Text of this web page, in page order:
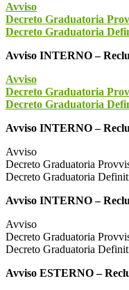
Avviso
Decreto Graduatoria
Decreto Graduatoria
Avviso INTERNO –
Avviso
Decreto Graduatoria
Decreto Graduatoria
Avviso INTERNO –
Avviso
Decreto Graduatoria
Decreto Graduatoria
Avviso INTERNO –
Avviso
Decreto Graduatoria
Decreto Graduatoria
Avviso ESTERNO –